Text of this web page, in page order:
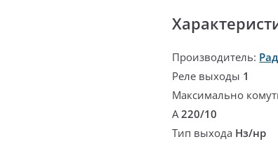
Производитель:
Реле выходы 1
Максимально
А220/10
Тип выхода Нз/нр